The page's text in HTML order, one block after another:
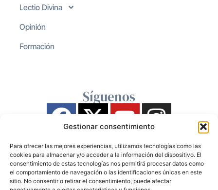
Gestionar consentimiento
Para ofrecer las mejores experiencias, utilizamos tecnologías como las
cookies para almacenar y/o acceder a la información del dispositivo. El
consentimiento de estas tecnologías nos permitirá procesar datos como
el comportamiento de navegación o las identificaciones únicas en este
sitio. No consentir o retirar el consentimiento, puede afectar
Lectio Divina
Opinión
Formación
Síguenos